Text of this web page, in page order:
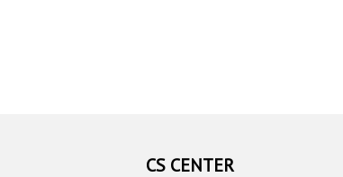
CS CENTER